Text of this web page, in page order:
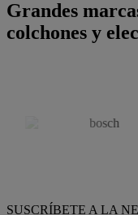
Grandes
colchones y
SUSCRÍBETE A LA